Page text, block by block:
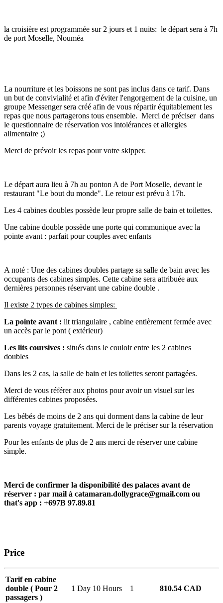
la croisière est programmée sur 2 jours et 1 nuits: le départ sera à 7h
de port Moselle, Nouméa
La nourriture et les boissons ne sont pas inclus dans ce tarif. Dans
un but de convivialité et afin d'éviter l'engorgement de la cuisine, un
groupe Messenger sera créé afin de vous répartir équitablement les
repas que nous partagerons tous ensemble. Merci de préciser dans
le questionnaire de réservation vos intolérances et allergies
alimentaire ;)
Merci de prévoir les repas pour votre skipper.
Le départ aura lieu à 7h au ponton A de Port Moselle, devant le
restaurant "Le bout du monde". Le retour est prévu à 17h.
Les 4 cabines doubles possède leur propre salle de bain et toilettes.
Une cabine double possède une porte qui communique avec la
pointe avant : parfait pour couples avec enfants
A noté : Une des cabines doubles partage sa salle de bain avec les
occupants des cabines simples. Cette cabine sera attribuée aux
dernières personnes réservant une cabine double .
Il existe 2 types de cabines simples:
La pointe avant : lit triangulaire , cabine entièrement fermée avec
un accès par le pont ( extérieur)
Les lits coursives : situés dans le couloir entre les 2 cabines
doubles
Dans les 2 cas, la salle de bain et les toilettes seront partagées.
Merci de vous référer aux photos pour avoir un visuel sur les
différentes cabines proposées.
Les bébés de moins de 2 ans qui dorment dans la cabine de leur
parents voyage gratuitement. Merci de le préciser sur la réservation
Pour les enfants de plus de 2 ans merci de réserver une cabine
simple.
Merci de confirmer la disponibilité des palaces avant de
réserver : par mail à catamaran.dollygrace@gmail.com ou
that's app : +697B 97.89.81
Price
Tarif en cabine
double ( Pour 2
passagers )
1 Day 10 Hours 1 810.54 CAD